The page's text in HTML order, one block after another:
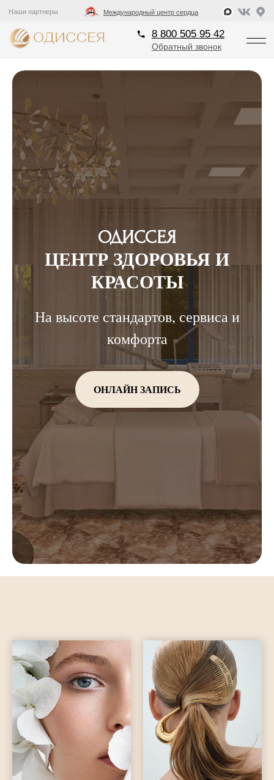
Международный центр сердца
Обратный звонок
8 800 505 95 42
ОДИССЕЯ
ЦЕНТР ЗДОРОВЬЯ И
КРАСОТЫ
На высоте стандартов, сервиса и
комфорта
ОНЛАЙН ЗАПИСЬ